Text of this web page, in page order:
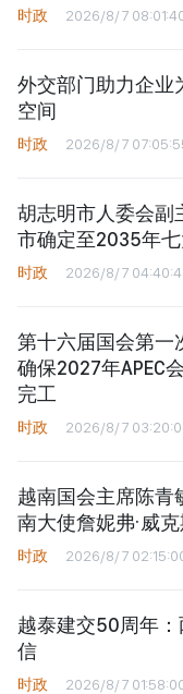
时政 2026/8/7
外交部门助力企业
空间
时政 2026/8/7
胡志明市人委会副
市确定至2035年
时政 2026/8/7
第十六届国会第一
确保2027年APEC
完工
时政 2026/8/7
越南国会主席陈青
南大使詹妮弗·威
时政 2026/8/7
越泰建交50周年
信
时政 2026/8/7